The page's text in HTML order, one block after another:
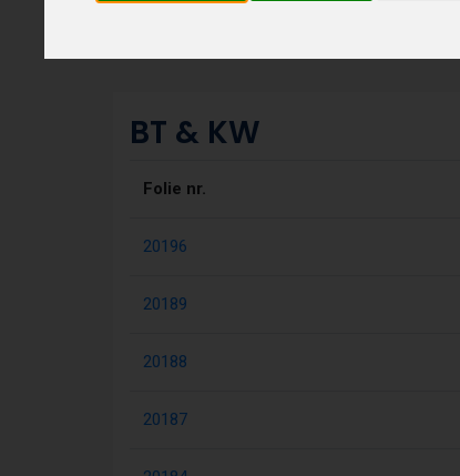
BT & KW
Folie nr.
20196
20189
20188
20187